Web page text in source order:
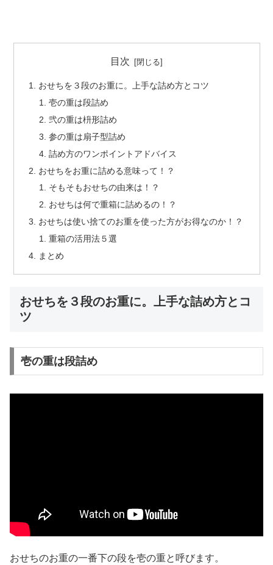
目次
おせちを３段のお重に。上手な詰め方とコツ
壱の重は段詰め
弐の重は枡形詰め
参の重は扇子型詰め
詰め方のワンポイントアドバイス
おせちをお重に詰める意味って！？
そもそもおせちの由来は！？
おせちは何で重箱に詰めるの！？
おせちは使い捨てのお重を使った方がお得なのか！？
重箱の活用法５選
まとめ
おせちを３段のお重に。上手な詰め方とコ
ツ
壱の重は段詰め
おせちのお重の一番下の段を壱の重と呼びます。